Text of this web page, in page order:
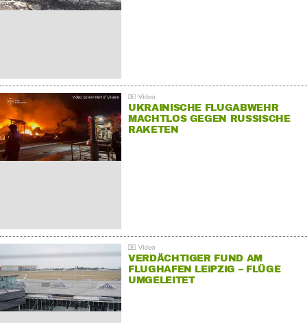
UKRAINISCHE FLUGABWEHR
MACHTLOS GEGEN RUSSISCHE
RAKETEN
VERDÄCHTIGER FUND AM
FLUGHAFEN LEIPZIG – FLÜGE
UMGELEITET